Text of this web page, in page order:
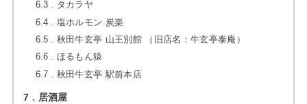
6.3
タカラヤ
6.4
塩ホルモン 炭楽
6.5
秋田牛玄亭 山王別館 （旧店名：牛玄亭泰庵）
6.6
ほるもん猿
6.7
秋田牛玄亭 駅前本店
7 居酒屋